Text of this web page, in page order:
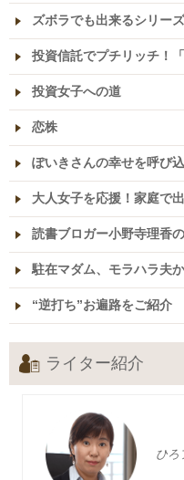
ズボラでも出来るシリーズ
投資信託でプチリッチ！
投資女子への道
恋株
ぽいきさんの幸せを呼び
大人女子を応援！家庭で
読書ブロガー小野寺理香
駐在マダム、モラハラ夫
“逆打ち”お遍路をご紹介
ライター紹介
ひろ